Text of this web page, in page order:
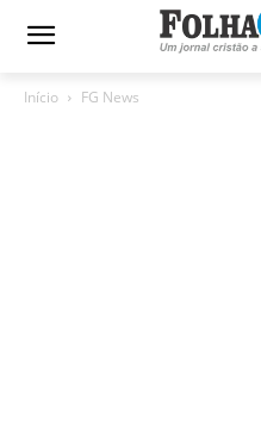
Início FG News